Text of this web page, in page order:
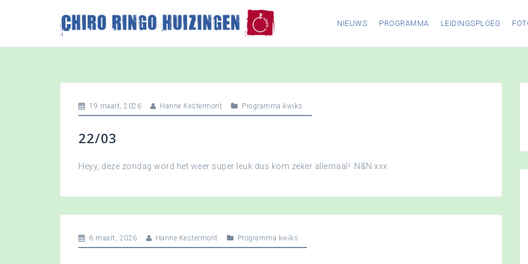
p
NIEUWS PROGRAMMA LEIDINGSPLOEG
19 maart, 2026 Hanne Kestermont Programma kwiks
22/03
Heyy, deze zondag word het weer super leuk dus kom zeker allemaal! N&N xxx
6 maart, 2026 Hanne Kestermont Programma kwiks